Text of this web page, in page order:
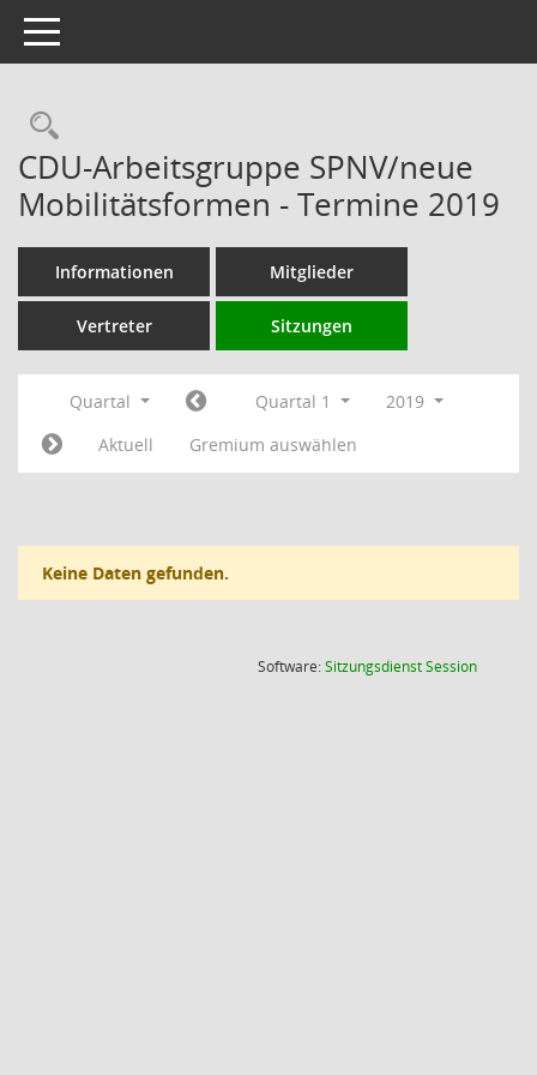
Toggle navigation
Rechercheauswahl
CDU-Arbeitsgruppe SPNV/neue
Mobilitätsformen - Termine 2019
Informationen Mitglieder
Vertreter Sitzungen
Quartal Quartal 1
2019
Aktuell
Gremium auswählen
Keine Daten gefunden.
Software:SitzungsdienstSession(Wird in